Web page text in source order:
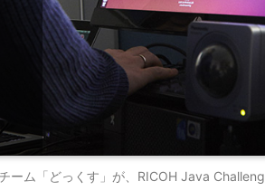
ーム「どっくす」が、RICOH Java